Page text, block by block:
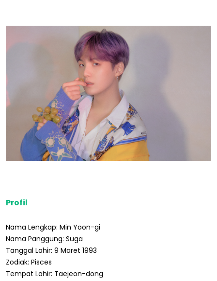
Profil
Nama Lengkap: Min Yoon-gi
Nama Panggung: Suga
Tanggal Lahir: 9 Maret 1993
Zodiak: Pisces
Tempat Lahir: Taejeon-dong